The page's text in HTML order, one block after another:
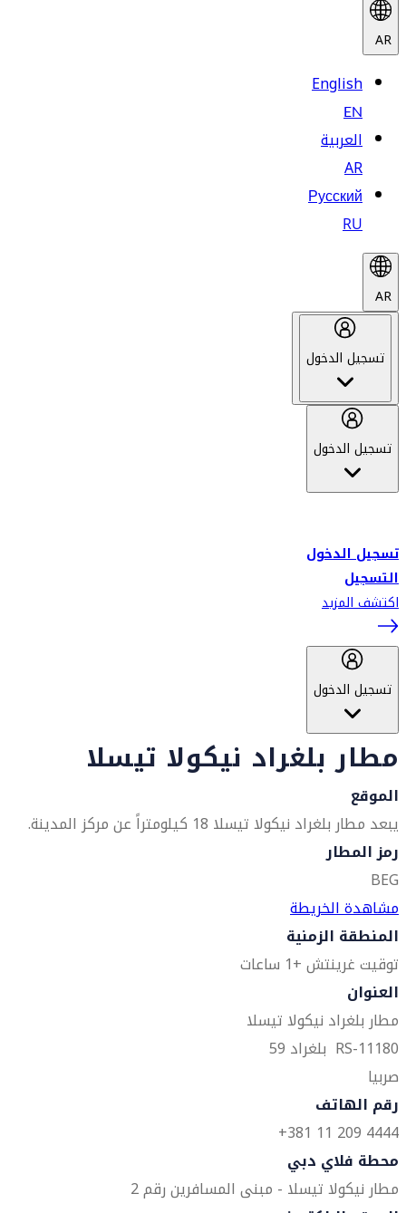
AR
English
EN
العربية
AR
Русский
RU
AR
تسجيل الدخول
تسجيل الدخول
تسجيل الدخول
التسجيل
اكتشف المزيد
تسجيل الدخول
مطار بلغراد نيكولا تيسلا
الموقع
يبعد مطار بلغراد نيكولا تيسلا 18 كيلومتراً عن مركز المدينة.
رمز المطار
BEG
مشاهدة الخريطة
المنطقة الزمنية
توقيت غرينتش +1 ساعات
العنوان
مطار بلغراد نيكولا تيسلا
RS-11180 بلغراد 59
صربيا
رقم الهاتف
4444 209 11 381+
محطة فلاي دبي
مطار نيكولا تيسلا - مبنى المسافرين رقم 2